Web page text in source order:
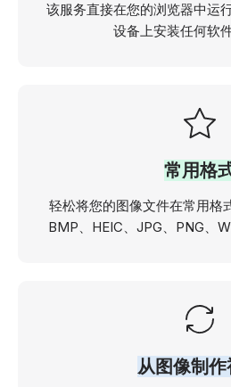
该服务直接在您的浏览器中运
设备上安装任何软
常用格
轻松将您的图像文件在常用格
BMP、HEIC、JPG、PNG、
从图像制